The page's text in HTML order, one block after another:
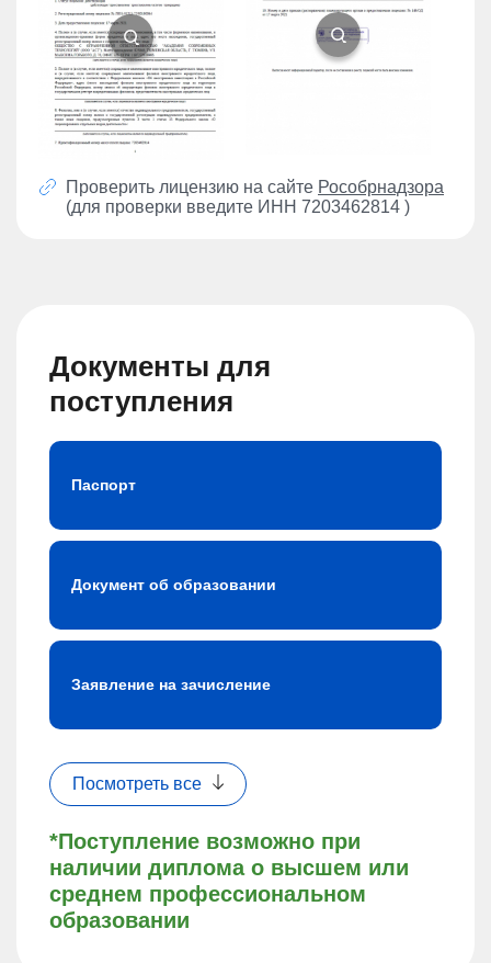
Проверить лицензию на сайте Рособрнадзора
(для проверки введите ИНН 7203462814 )
Документы для
поступления
*Поступление возможно при
наличии диплома о высшем или
среднем профессиональном
образовании
Паспорт
Документ об образовании
Заявление на зачисление
Посмотреть все